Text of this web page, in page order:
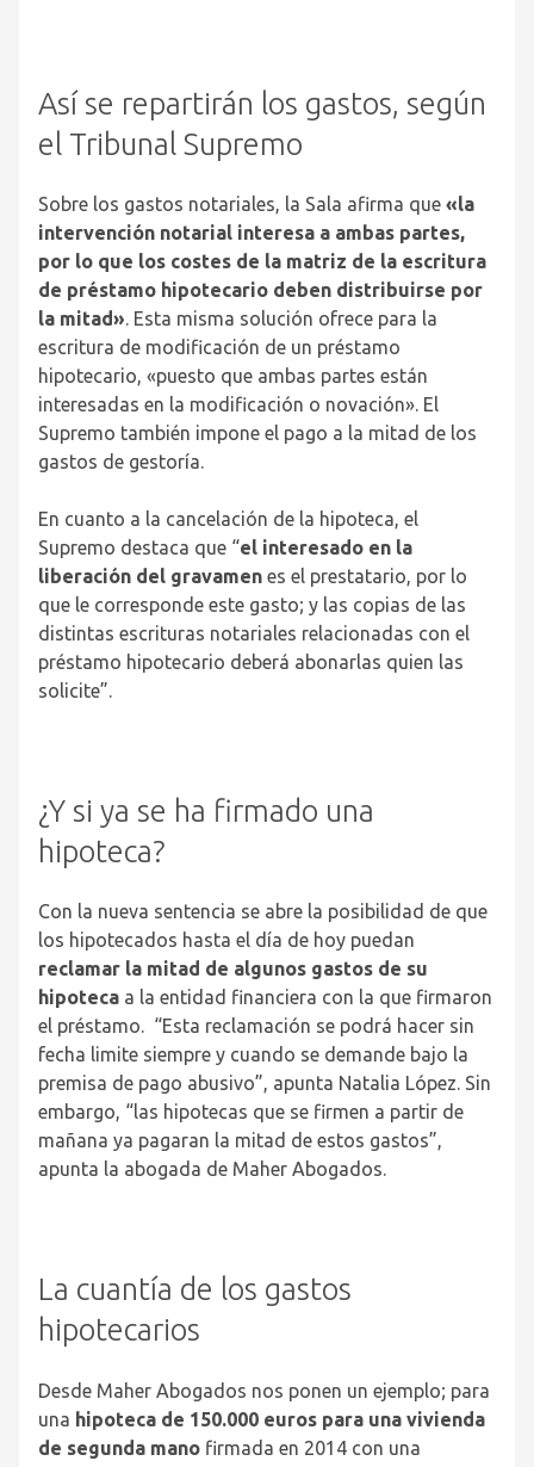
Así se repartirán los gastos, según
el Tribunal Supremo
Sobre los gastos notariales, la Sala afirma que «la
intervención notarial interesa a ambas partes,
por lo que los costes de la matriz de la escritura
de préstamo hipotecario deben distribuirse por
la mitad». Esta misma solución ofrece para la
escritura de modificación de un préstamo
hipotecario, «puesto que ambas partes están
interesadas en la modificación o novación». El
Supremo también impone el pago a la mitad de los
gastos de gestoría.
En cuanto a la cancelación de la hipoteca, el
Supremo destaca que “el interesado en la
liberación del gravamen es el prestatario, por lo
que le corresponde este gasto; y las copias de las
distintas escrituras notariales relacionadas con el
préstamo hipotecario deberá abonarlas quien las
solicite”.
¿Y si ya se ha firmado una
hipoteca?
Con la nueva sentencia se abre la posibilidad de que
los hipotecados hasta el día de hoy puedan
reclamar la mitad de algunos gastos de su
hipoteca a la entidad financiera con la que firmaron
el préstamo. “Esta reclamación se podrá hacer sin
fecha limite siempre y cuando se demande bajo la
premisa de pago abusivo”, apunta Natalia López. Sin
embargo, “las hipotecas que se firmen a partir de
mañana ya pagaran la mitad de estos gastos”,
apunta la abogada de Maher Abogados.
La cuantía de los gastos
hipotecarios
Desde Maher Abogados nos ponen un ejemplo; para
una hipoteca de 150.000 euros para una vivienda
de segunda mano firmada en 2014 con una